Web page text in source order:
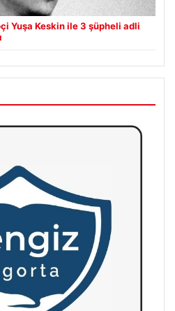
Yuşa Keskin ile 3 şüpheli adli